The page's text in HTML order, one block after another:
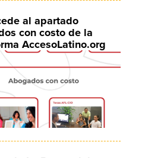
al apartado
con costo de la
AccesoLatino.org